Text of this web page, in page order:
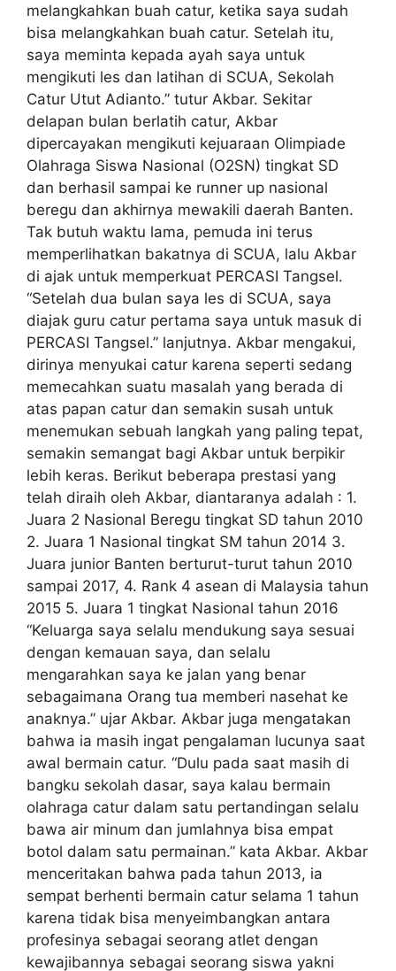
melangkahkan buah catur, ketika saya sudah
bisa melangkahkan buah catur. Setelah itu,
saya meminta kepada ayah saya untuk
mengikuti les dan latihan di SCUA, Sekolah
Catur Utut Adianto.” tutur Akbar. Sekitar
delapan bulan berlatih catur, Akbar
dipercayakan mengikuti kejuaraan Olimpiade
Olahraga Siswa Nasional (O2SN) tingkat SD
dan berhasil sampai ke runner up nasional
beregu dan akhirnya mewakili daerah Banten.
Tak butuh waktu lama, pemuda ini terus
memperlihatkan bakatnya di SCUA, lalu Akbar
di ajak untuk memperkuat PERCASI Tangsel.
“Setelah dua bulan saya les di SCUA, saya
diajak guru catur pertama saya untuk masuk di
PERCASI Tangsel.” lanjutnya. Akbar mengakui,
dirinya menyukai catur karena seperti sedang
memecahkan suatu masalah yang berada di
atas papan catur dan semakin susah untuk
menemukan sebuah langkah yang paling tepat,
semakin semangat bagi Akbar untuk berpikir
lebih keras. Berikut beberapa prestasi yang
telah diraih oleh Akbar, diantaranya adalah : 1.
Juara 2 Nasional Beregu tingkat SD tahun 2010
2. Juara 1 Nasional tingkat SM tahun 2014 3.
Juara junior Banten berturut-turut tahun 2010
sampai 2017, 4. Rank 4 asean di Malaysia tahun
2015 5. Juara 1 tingkat Nasional tahun 2016
“Keluarga saya selalu mendukung saya sesuai
dengan kemauan saya, dan selalu
mengarahkan saya ke jalan yang benar
sebagaimana Orang tua memberi nasehat ke
anaknya.” ujar Akbar. Akbar juga mengatakan
bahwa ia masih ingat pengalaman lucunya saat
awal bermain catur. “Dulu pada saat masih di
bangku sekolah dasar, saya kalau bermain
olahraga catur dalam satu pertandingan selalu
bawa air minum dan jumlahnya bisa empat
botol dalam satu permainan.” kata Akbar. Akbar
menceritakan bahwa pada tahun 2013, ia
sempat berhenti bermain catur selama 1 tahun
karena tidak bisa menyeimbangkan antara
profesinya sebagai seorang atlet dengan
kewajibannya sebagai seorang siswa yakni